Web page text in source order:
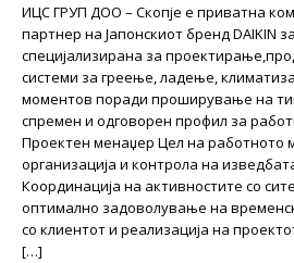
ИЦС ГРУП ДОО – Скопје e приватна
партнер на Јапонскиот бренд DAIKIN
специјализирана за
системи за греење, ладење,
моментов поради проширување на
спремен и одговорен профил за
Проектен менаџер Цел на работното
организација и контрола на
Координација на активностите со
оптимално задоволување на
со клиентот и реализација на
[…]